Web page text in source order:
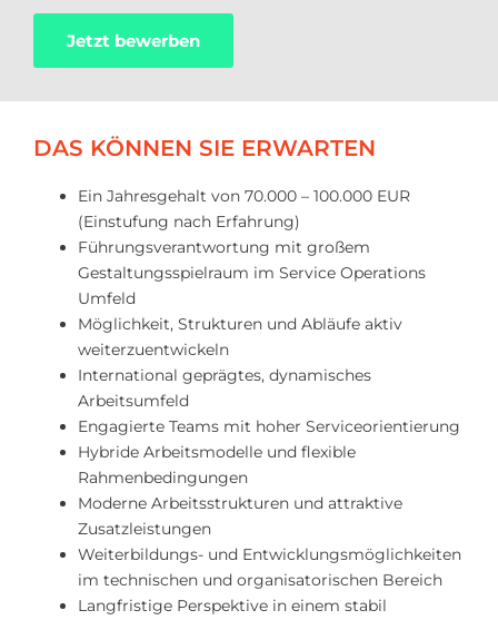
Jetzt bewerben
DAS KÖNNEN SIE ERWARTEN
Ein Jahresgehalt von 70.000 – 100.000 EUR
(Einstufung nach Erfahrung)
Führungsverantwortung mit großem
Gestaltungsspielraum im Service Operations
Umfeld
Möglichkeit, Strukturen und Abläufe aktiv
weiterzuentwickeln
International geprägtes, dynamisches
Arbeitsumfeld
Engagierte Teams mit hoher Serviceorientierung
Hybride Arbeitsmodelle und flexible
Rahmenbedingungen
Moderne Arbeitsstrukturen und attraktive
Zusatzleistungen
Weiterbildungs- und Entwicklungsmöglichkeiten
im technischen und organisatorischen Bereich
Langfristige Perspektive in einem stabil